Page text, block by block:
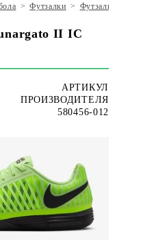
> Футзалки > Футзалки Nike
II IC
АРТИКУЛ
ПРОИЗВОДИТЕЛЯ
580456-012